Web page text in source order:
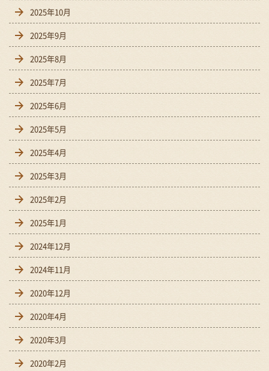
2025年10月
2025年9月
2025年8月
2025年7月
2025年6月
2025年5月
2025年4月
2025年3月
2025年2月
2025年1月
2024年12月
2024年11月
2020年12月
2020年4月
2020年3月
2020年2月